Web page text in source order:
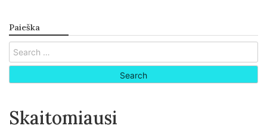
Paieška
Search
for:
Skaitomiausi
Ispanija